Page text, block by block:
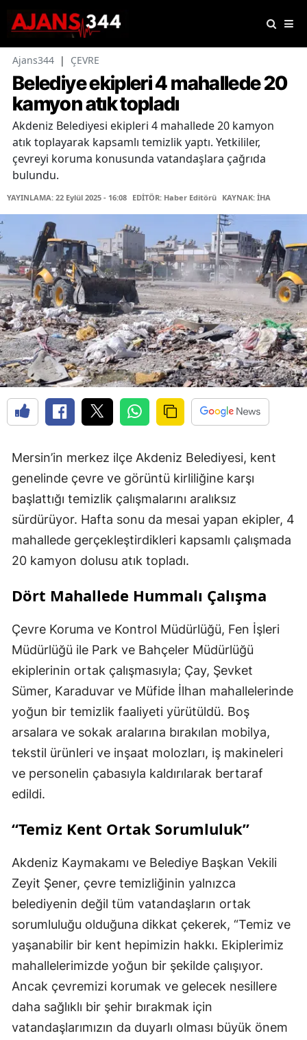
Ajans344 | ÇEVRE
Belediye ekipleri 4 mahallede 20
kamyon atık topladı
Akdeniz Belediyesi ekipleri 4 mahallede 20 kamyon
atık toplayarak kapsamlı temizlik yaptı. Yetkililer,
çevreyi koruma konusunda vatandaşlara çağrıda
bulundu.
YAYINLAMA: 22 Eylül 2025 - 16:08 EDİTÖR: Haber Editörü KAYNAK: İHA
Mersin’in merkez ilçe Akdeniz Belediyesi, kent
genelinde çevre ve görüntü kirliliğine karşı
başlattığı temizlik çalışmalarını aralıksız
sürdürüyor. Hafta sonu da mesai yapan ekipler, 4
mahallede gerçekleştirdikleri kapsamlı çalışmada
20 kamyon dolusu atık topladı.
Dört Mahallede Hummalı Çalışma
Çevre Koruma ve Kontrol Müdürlüğü, Fen İşleri
Müdürlüğü ile Park ve Bahçeler Müdürlüğü
ekiplerinin ortak çalışmasıyla; Çay, Şevket
Sümer, Karaduvar ve Müfide İlhan mahallelerinde
yoğun bir temizlik faaliyeti yürütüldü. Boş
arsalara ve sokak aralarına bırakılan mobilya,
tekstil ürünleri ve inşaat molozları, iş makineleri
ve personelin çabasıyla kaldırılarak bertaraf
edildi.
“Temiz Kent Ortak Sorumluluk”
Akdeniz Kaymakamı ve Belediye Başkan Vekili
Zeyit Şener, çevre temizliğinin yalnızca
belediyenin değil tüm vatandaşların ortak
sorumluluğu olduğuna dikkat çekerek, “Temiz ve
yaşanabilir bir kent hepimizin hakkı. Ekiplerimiz
mahallelerimizde yoğun bir şekilde çalışıyor.
Ancak çevremizi korumak ve gelecek nesillere
daha sağlıklı bir şehir bırakmak için
vatandaşlarımızın da duyarlı olması büyük önem